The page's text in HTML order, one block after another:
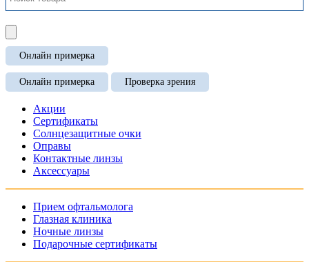
Онлайн примерка
Онлайн примерка Проверка зрения
Акции
Сертификаты
Солнцезащитные очки
Оправы
Контактные линзы
Аксессуары
Прием офтальмолога
Глазная клиника
Ночные линзы
Подарочные сертификаты